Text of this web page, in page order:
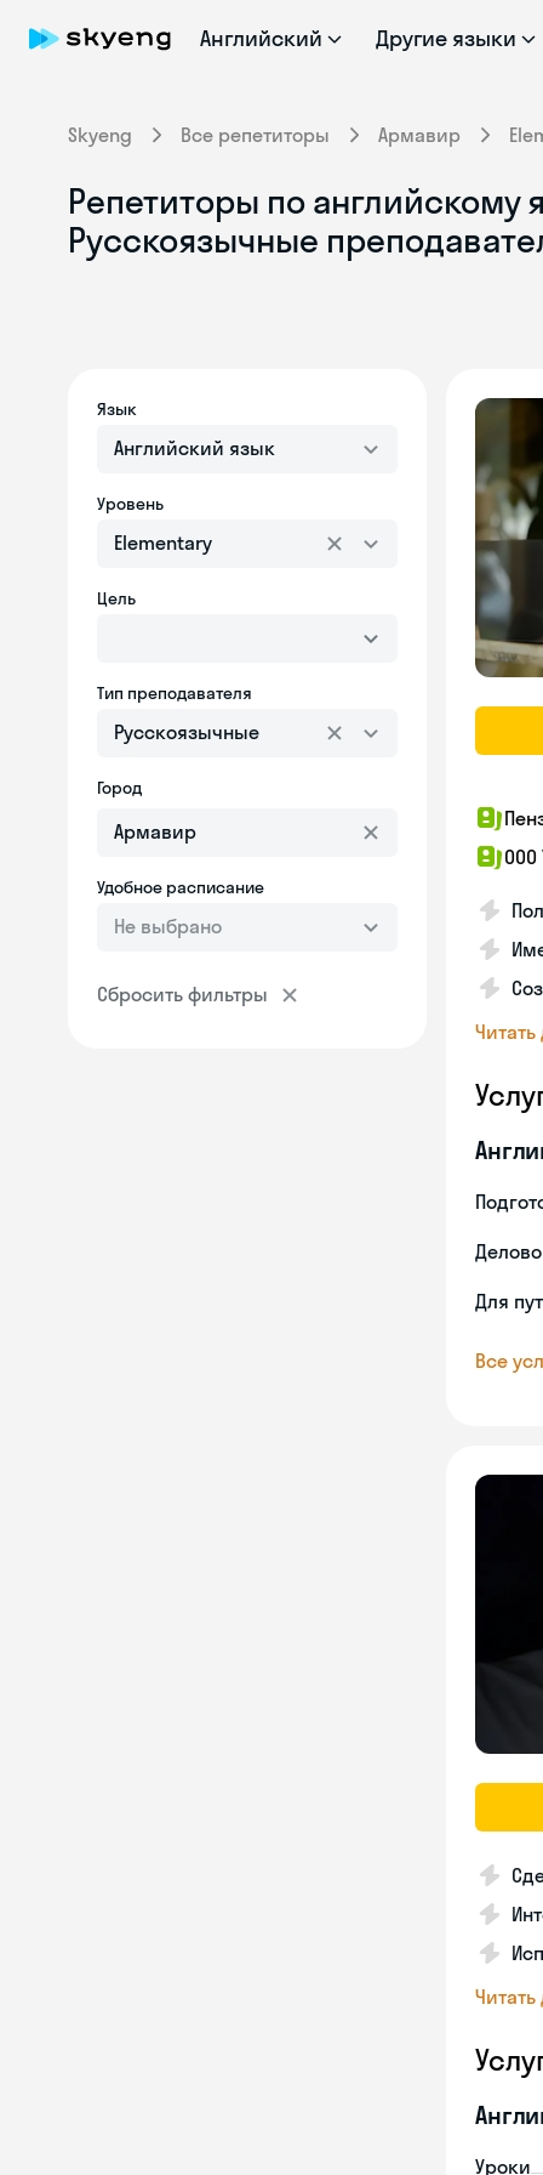
Английский Другие языки
Skyeng Все репетиторы Армавир
Репетиторы по английскому
Русскоязычные
Язык
Английский язык
Уровень
Elementary
Цель
Тип преподавателя
Русскоязычные
Город
Удобное расписание
Не выбрано
Сбросить фильтры
Для
Все
Уроки